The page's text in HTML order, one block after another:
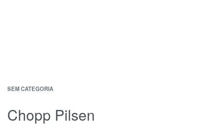
SEM CATEGORIA
Chopp Pilsen